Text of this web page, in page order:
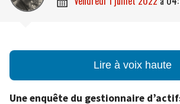
Lire à voix haute
Une enquête du gestionnaire